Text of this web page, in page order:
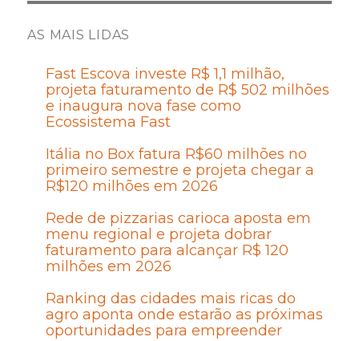
AS MAIS LIDAS
Fast Escova investe R$ 1,1 milhão,
projeta faturamento de R$ 502 milhões
e inaugura nova fase como
Ecossistema Fast
Itália no Box fatura R$60 milhões no
primeiro semestre e projeta chegar a
R$120 milhões em 2026
Rede de pizzarias carioca aposta em
menu regional e projeta dobrar
faturamento para alcançar R$ 120
milhões em 2026
Ranking das cidades mais ricas do
agro aponta onde estarão as próximas
oportunidades para empreender